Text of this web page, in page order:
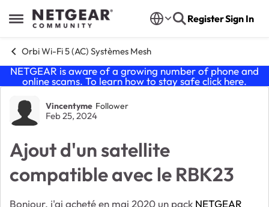
Open Side Menu
Skip to content RegisterSign In
Orbi Wi-Fi 5 (AC) Systèmes Mesh
NETGEAR is aware of a growing number of phone and
online scams. To learn how to stay safe click here.
Forum Discussion
Vincentyme Follower
Feb 25, 2024
Ajout d'un satellite
compatible avec le RBK23
Bonjour, j'ai acheté en mai 2020 un pack NETGEAR